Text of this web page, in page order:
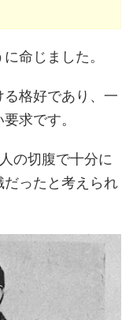
命じました。
格好であり、一
求です。
の切腹で十分に
ったと考えられ